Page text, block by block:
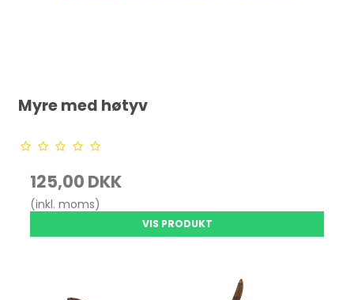
Myre med høtyv
125,00 DKK
(inkl. moms)
VIS PRODUKT